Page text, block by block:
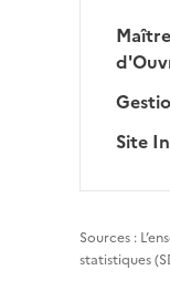
Maître
Site
Sources :
statistiques